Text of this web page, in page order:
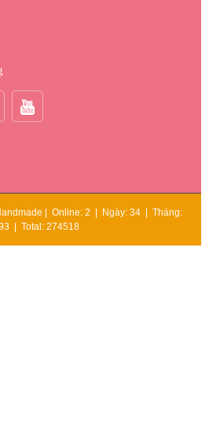
| Online: 2 | Ngày: 34 | Tháng:
| Total: 274518